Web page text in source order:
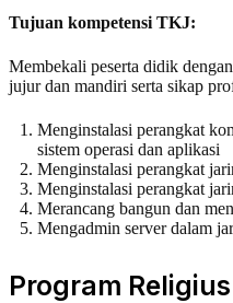
Tujuan kompetensi TKJ:
Membekali peserta didik
jujur dan mandiri serta sikap
Menginstalasi perangkat
sistem operasi dan aplikasi
Menginstalasi perangkat
Menginstalasi perangkat
Merancang bangun dan
Mengadmin server dalam
Program Religius